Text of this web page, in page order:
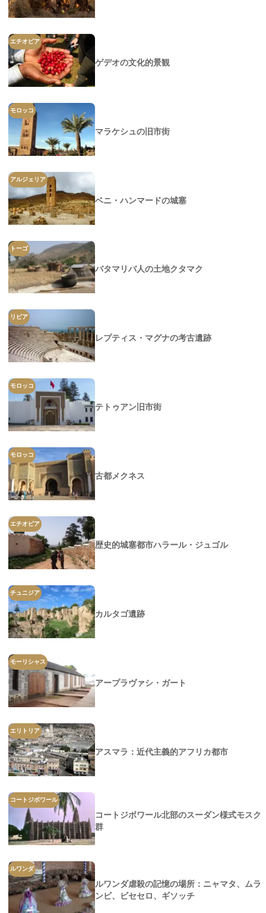
エチオピア
ゲデオの文化的景観
モロッコ
マラケシュの旧市街
アルジェリア
ベニ・ハンマードの城塞
トーゴ
バタマリバ人の土地クタマク
リビア
レプティス・マグナの考古遺跡
モロッコ
テトゥアン旧市街
モロッコ
古都メクネス
エチオピア
歴史的城塞都市ハラール・ジュゴル
チュニジア
カルタゴ遺跡
モーリシャス
アープラヴァシ・ガート
エリトリア
アスマラ：近代主義的アフリカ都市
コートジボワール
コートジボワール北部のスーダン様式モスク
群
ルワンダ
ルワンダ虐殺の記憶の場所：ニャマタ、ムラ
ンビ、ビセセロ、ギソッチ